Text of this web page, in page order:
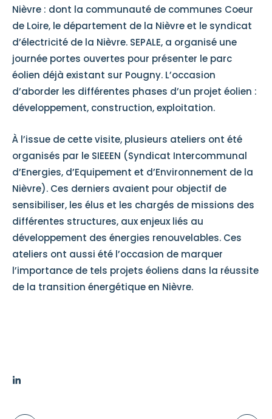
Nièvre : dont la communauté de communes Coeur
de Loire, le département de la Nièvre et le syndicat
d’électricité de la Nièvre. SEPALE, a organisé une
journée portes ouvertes pour présenter le parc
éolien déjà existant sur Pougny. L’occasion
d’aborder les différentes phases d’un projet éolien :
développement, construction, exploitation.
À l’issue de cette visite, plusieurs ateliers ont été
organisés par le SIEEEN (Syndicat Intercommunal
d’Energies, d’Equipement et d’Environnement de la
Nièvre). Ces derniers avaient pour objectif de
sensibiliser, les élus et les chargés de missions des
différentes structures, aux enjeux liés au
développement des énergies renouvelables. Ces
ateliers ont aussi été l’occasion de marquer
l’importance de tels projets éoliens dans la réussite
de la transition énergétique en Nièvre.